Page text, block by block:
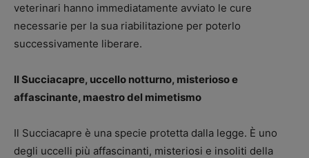
veterinari hanno immediatamente avviato le cure
necessarie per la sua riabilitazione per poterlo
successivamente liberare.
Il Succiacapre, uccello notturno, misterioso e
affascinante, maestro del mimetismo
Il Succiacapre è una specie protetta dalla legge. È uno
degli uccelli più affascinanti, misteriosi e insoliti della